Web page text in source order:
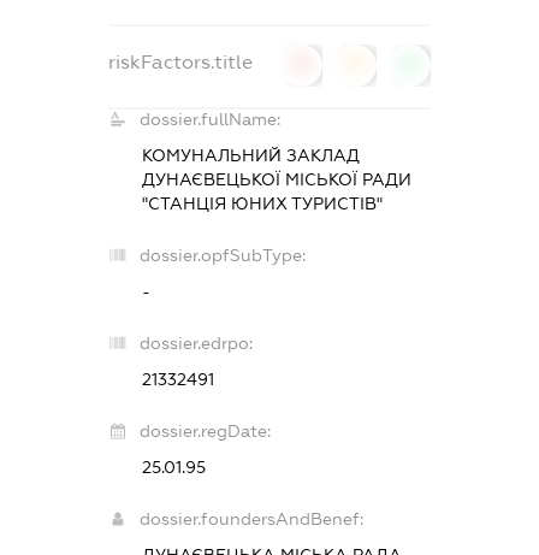
riskFactors.title
dossier.fullName:
КОМУНАЛЬНИЙ ЗАКЛАД
ДУНАЄВЕЦЬКОЇ МІСЬКОЇ РАДИ
"СТАНЦІЯ ЮНИХ ТУРИСТІВ"
dossier.opfSubType:
-
dossier.edrpo:
21332491
dossier.regDate:
25.01.95
dossier.foundersAndBenef: